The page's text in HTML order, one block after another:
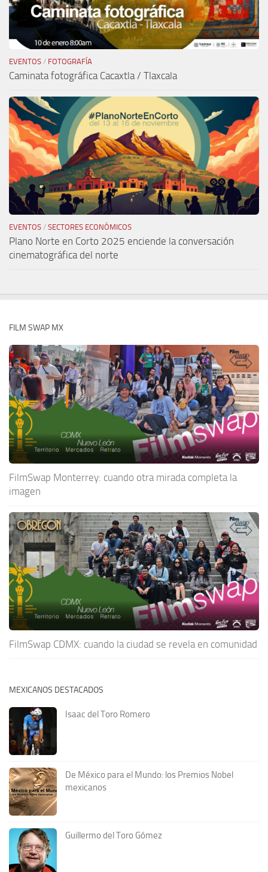
EVENTOS / FOTOGRAFÍA
Caminata fotográfica Cacaxtla / Tlaxcala
EVENTOS / SECTORES ECONÓMICOS
Plano Norte en Corto 2025 enciende la conversación
cinematográfica del norte
FILM SWAP MX
FilmSwap Monterrey: cuando otra mirada completa la
imagen
FilmSwap CDMX: cuando la ciudad se revela en comunidad
MEXICANOS DESTACADOS
Isaac del Toro Romero
De México para el Mundo: los Premios Nobel
mexicanos
Guillermo del Toro Gómez